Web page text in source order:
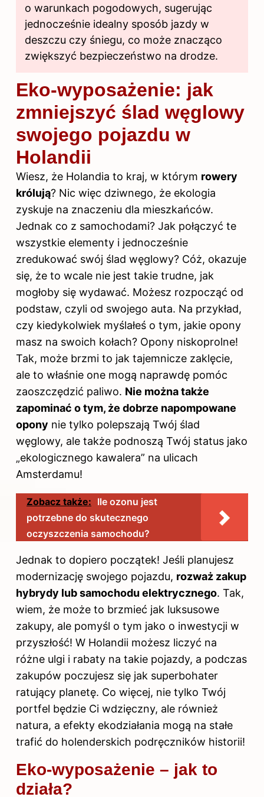
o warunkach pogodowych, sugerując
jednocześnie idealny sposób jazdy w
deszczu czy śniegu, co może znacząco
zwiększyć bezpieczeństwo na drodze.
Eko-wyposażenie: jak
zmniejszyć ślad węglowy
swojego pojazdu w
Holandii
Wiesz, że Holandia to kraj, w którym rowery
królują? Nic więc dziwnego, że ekologia
zyskuje na znaczeniu dla mieszkańców.
Jednak co z samochodami? Jak połączyć te
wszystkie elementy i jednocześnie
zredukować swój ślad węglowy? Cóż, okazuje
się, że to wcale nie jest takie trudne, jak
mogłoby się wydawać. Możesz rozpocząć od
podstaw, czyli od swojego auta. Na przykład,
czy kiedykolwiek myślałeś o tym, jakie opony
masz na swoich kołach? Opony niskoprolne!
Tak, może brzmi to jak tajemnicze zaklęcie,
ale to właśnie one mogą naprawdę pomóc
zaoszczędzić paliwo. Nie można także
zapominać o tym, że dobrze napompowane
opony nie tylko polepszają Twój ślad
węglowy, ale także podnoszą Twój status jako
„ekologicznego kawalera” na ulicach
Amsterdamu!
Zobacz także: Ile ozonu jest
potrzebne do skutecznego
oczyszczenia samochodu?
Jednak to dopiero początek! Jeśli planujesz
modernizację swojego pojazdu, rozważ zakup
hybrydy lub samochodu elektrycznego. Tak,
wiem, że może to brzmieć jak luksusowe
zakupy, ale pomyśl o tym jako o inwestycji w
przyszłość! W Holandii możesz liczyć na
różne ulgi i rabaty na takie pojazdy, a podczas
zakupów poczujesz się jak superbohater
ratujący planetę. Co więcej, nie tylko Twój
portfel będzie Ci wdzięczny, ale również
natura, a efekty ekodziałania mogą na stałe
trafić do holenderskich podręczników historii!
Eko-wyposażenie – jak to
działa?